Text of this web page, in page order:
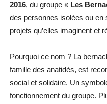
2016, du groupe « Les
des personnes isolées ou en
projets qu’elles imaginent et
Pourquoi ce nom ? La
famille des anatidés, est
social et solidaire. Un
fonctionnement du groupe.